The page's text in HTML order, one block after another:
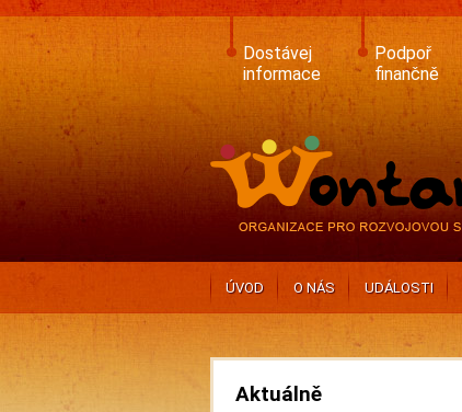
Skip
to
content
Dostávej
informace
Podpoř
finančně
ÚVOD O NÁS UDÁLOSTI
Aktuálně